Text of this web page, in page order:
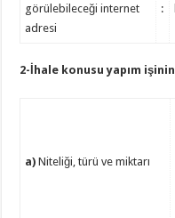
görülebileceği internet
adresi
:
2-İhale konusu yapım işinin
a) Niteliği, türü ve miktarı